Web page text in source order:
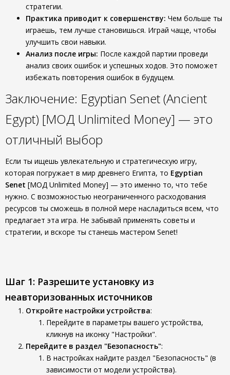
стратегии.
Практика приводит к совершенству: Чем больше ты
играешь, тем лучше становишься. Играй чаще, чтобы
улучшить свои навыки.
Анализ после игры: После каждой партии проведи
анализ своих ошибок и успешных ходов. Это поможет
избежать повторения ошибок в будущем.
Заключение: Egyptian Senet (Ancient
Egypt) [МОД Unlimited Money] — это
отличный выбор
Если ты ищешь увлекательную и стратегическую игру,
которая погружает в мир древнего Египта, то Egyptian
Senet [МОД Unlimited Money] — это именно то, что тебе
нужно. С возможностью неограниченного расходования
ресурсов ты сможешь в полной мере насладиться всем, что
предлагает эта игра. Не забывай применять советы и
стратегии, и вскоре ты станешь мастером Senet!
Шаг 1: Разрешите установку из
неавторизованных источников
Откройте настройки устройства:
Перейдите в параметры вашего устройства,
кликнув на иконку "Настройки".
Перейдите в раздел "Безопасность":
В настройках найдите раздел "Безопасность" (в
зависимости от модели устройства).